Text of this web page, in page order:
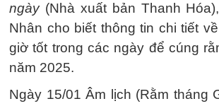
ngày(Nhà xuất bản Thanh
Nhân cho biết thông tin chi tiết
giờ tốt trong các ngày để cúng
năm 2025.
Ngày 15/01 Âm lịch (Rằm tháng